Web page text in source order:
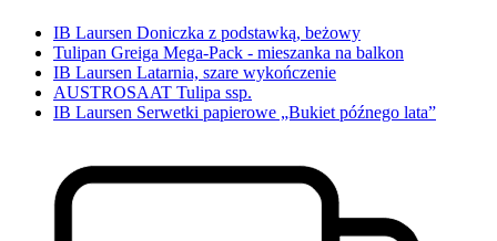
IB Laursen Doniczka z podstawką, beżowy
Tulipan Greiga Mega-Pack - mieszanka na balkon
IB Laursen Latarnia, szare wykończenie
AUSTROSAAT Tulipa ssp.
IB Laursen Serwetki papierowe „Bukiet późnego lata”